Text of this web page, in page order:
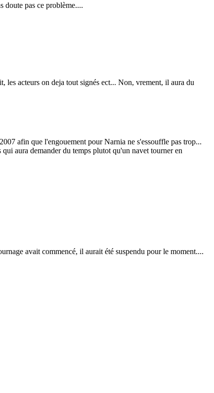
doute pas ce problème....
acteurs on deja tout signés ect... Non, vrement, il aura du
afin que l'engouement pour Narnia ne s'essouffle pas trop...
aura demander du temps plutot qu'un navet tourner en
avait commencé, il aurait été suspendu pour le moment....